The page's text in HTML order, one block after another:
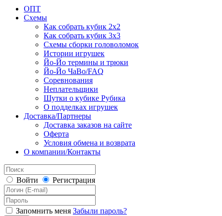
ОПТ
Схемы
Как собрать кубик 2х2
Как собрать кубик 3х3
Схемы сборки головоломок
Истории игрушек
Йо-Йо термины и трюки
Йо-Йо ЧаВо/FAQ
Соревнования
Неплательщики
Шутки о кубике Рубика
О подделках игрушек
Доставка/Партнеры
Доставка заказов на сайте
Оферта
Условия обмена и возврата
О компании/Контакты
Войти Регистрация
Запомнить меня Забыли пароль?